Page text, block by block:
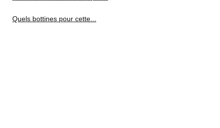
Quels bottines pour cette...